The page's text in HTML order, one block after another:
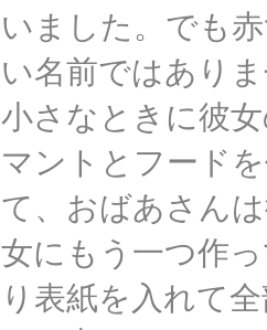
いました。でも
い名前ではあり
小さなときに彼
マントとフード
て、おばあさん
女にもう一つ作
り表紙を入れて